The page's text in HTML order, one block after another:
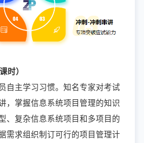
时）
自主学习习惯。知名专家对考试
，掌握信息系统项目管理的知识
、复杂信息系统项目和多项目的
需求组织制订可行的项目管理计